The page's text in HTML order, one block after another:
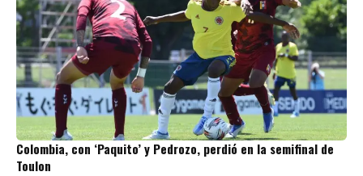
Colombia, con ‘Paquito’ y Pedrozo, perdió en la semifinal de
Toulon